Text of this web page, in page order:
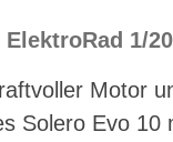
ElektroRad 1/
Motor
Solero Evo 10